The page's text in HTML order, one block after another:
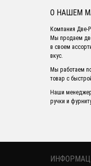
О НАШЕМ
Компания Две-
Мы продаем
в своем
вкус.
Мы работаем
товар с
Наши
ручки и